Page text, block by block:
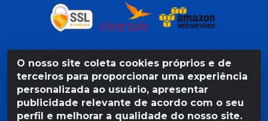
O nosso site coleta cookies próprios e de
terceiros para proporcionar uma experiência
personalizada ao usuário, apresentar
publicidade relevante de acordo com o seu
perfil e melhorar a qualidade do nosso site.
Razão Social: Armazém Coral LTDA - Rua da Praia,
103 - São José - Recife/PE - CEP 50020-550 -
CNPJ 11.623.188/0027-80